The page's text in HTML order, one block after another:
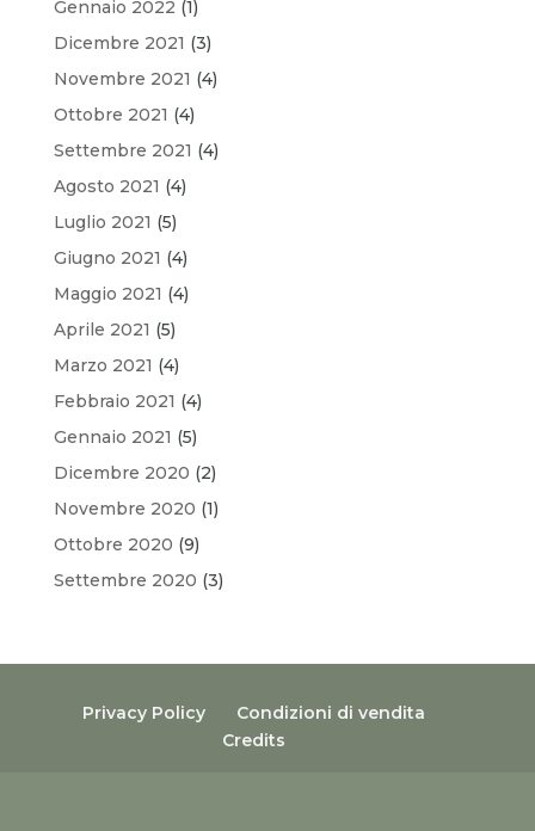
Gennaio 2022 (1)
Dicembre 2021 (3)
Novembre 2021 (4)
Ottobre 2021 (4)
Settembre 2021 (4)
Agosto 2021 (4)
Luglio 2021 (5)
Giugno 2021 (4)
Maggio 2021 (4)
Aprile 2021 (5)
Marzo 2021 (4)
Febbraio 2021 (4)
Gennaio 2021 (5)
Dicembre 2020 (2)
Novembre 2020 (1)
Ottobre 2020 (9)
Settembre 2020 (3)
Privacy Policy
Condizioni di vendita
Credits